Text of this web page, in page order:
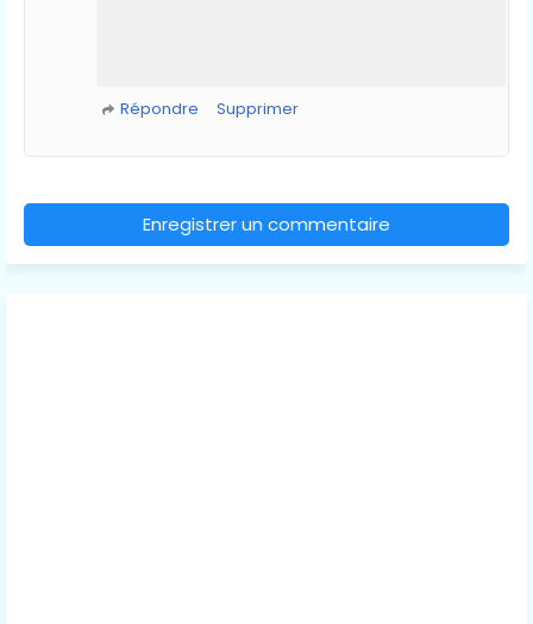
Répondre Supprimer
Enregistrer un commentaire